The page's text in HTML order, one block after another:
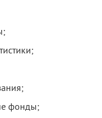
фонды;